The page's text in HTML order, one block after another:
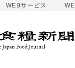
WEBサービス